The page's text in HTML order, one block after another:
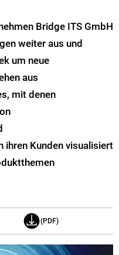
Bridge ITS GmbH
weiter aus und
um neue
aus
mit denen
ihren Kunden visualisiert
(PDF)